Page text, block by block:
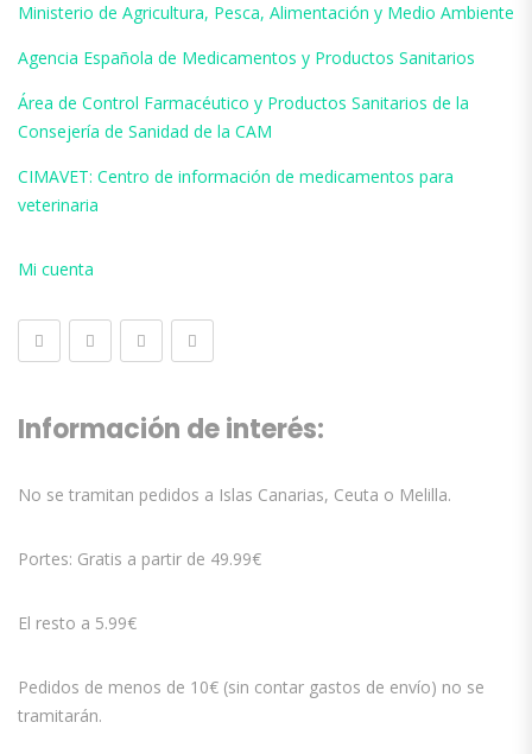
Ministerio de Agricultura, Pesca, Alimentación y Medio Ambiente
Agencia Española de Medicamentos y Productos Sanitarios
Área de Control Farmacéutico y Productos Sanitarios de la
Consejería de Sanidad de la CAM
CIMAVET: Centro de información de medicamentos para
veterinaria
Mi cuenta
Información de interés:
No se tramitan pedidos a Islas Canarias, Ceuta o Melilla.
Portes: Gratis a partir de 49.99€
El resto a 5.99€
Pedidos de menos de 10€ (sin contar gastos de envío) no se
tramitarán.